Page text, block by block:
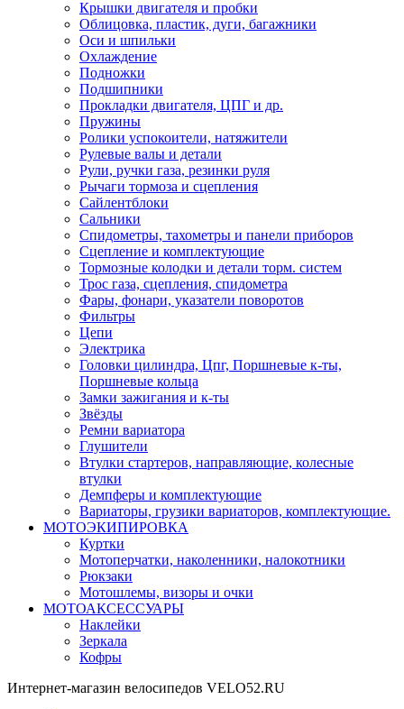
Крышки двигателя и пробки
Облицовка, пластик, дуги, багажники
Оси и шпильки
Охлаждение
Подножки
Подшипники
Прокладки двигателя, ЦПГ и др.
Пружины
Ролики успокоители, натяжители
Рулевые валы и детали
Рули, ручки газа, резинки руля
Рычаги тормоза и сцепления
Сайлентблоки
Сальники
Спидометры, тахометры и панели приборов
Сцепление и комплектующие
Тормозные колодки и детали торм. систем
Трос газа, сцепления, спидометра
Фары, фонари, указатели поворотов
Фильтры
Цепи
Электрика
Головки цилиндра, Цпг, Поршневые к-ты,
Поршневые кольца
Замки зажигания и к-ты
Звёзды
Ремни вариатора
Глушители
Втулки стартеров, направляющие, колесные
втулки
Демпферы и комплектующие
Вариаторы, грузики вариаторов, комплектующие.
МОТОЭКИПИРОВКА
Куртки
Мотоперчатки, наколенники, налокотники
Рюкзаки
Мотошлемы, визоры и очки
МОТОАКСЕССУАРЫ
Наклейки
Зеркала
Кофры
Интернет-магазин велосипедов VELO52.RU